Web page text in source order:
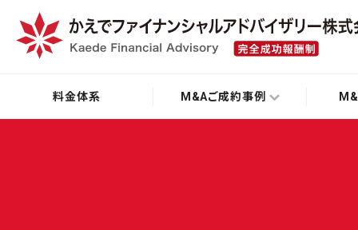
料金体系 M&Aご成約事例